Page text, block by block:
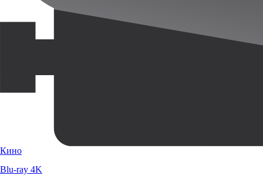
Кино
Blu-ray 4K